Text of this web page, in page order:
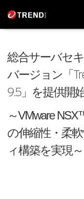
総合サーバセ
バージョン「
9.5」を提供開
～VMware
の伸縮性・柔
ィ構築を実現～